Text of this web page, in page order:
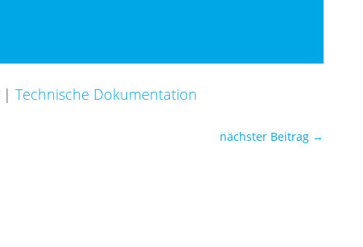
| Technische Dokumentation
nächster Beitrag→